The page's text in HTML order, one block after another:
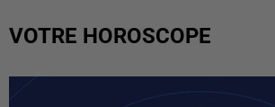
VOTRE HOROSCOPE